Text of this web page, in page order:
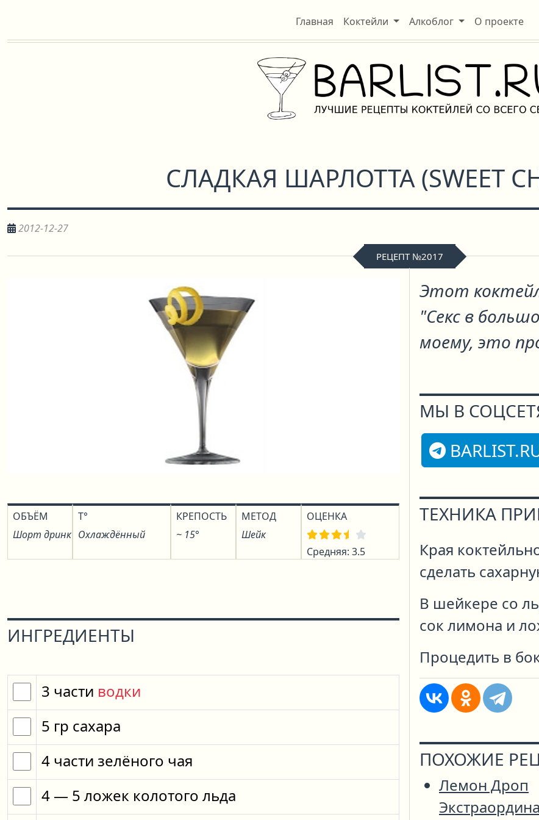
Главная Коктейли Алкоблог О проекте
СЛАДКАЯ ШАРЛОТТА(SWEET
2012-12-27
РЕЦЕПТ №2017
ОБЪЁМ
Шорт дринк
T°
Охлаждённый
КРЕПОСТЬ
~ 15°
МЕТОД
Шейк
ОЦЕНКА
Средняя: 3.5
ИНГРЕДИЕНТЫ
3 части водки
5 гр сахара
4 части зелёного чая
4 — 5 ложек колотого льда
Этот
"Секс в
моему, это
МЫ В
ТЕХНИКА
Края
сделать
В шейкере со
сок лимона и
Процедить в
ПОХОЖИЕ
Лемон Дроп